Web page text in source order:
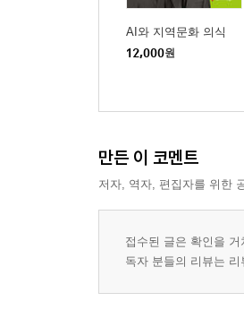
AI와 지역문화 의식
12,000원
만든 이 코멘트
저자, 역자, 편집자를 위한
접수된 글은 확인을
독자 분들의 리뷰는